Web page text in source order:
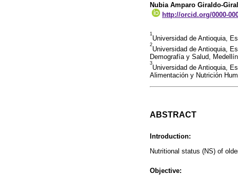
Nubia Amparo Giraldo-
http://orcid.org/0000-
1
Universidad de Antioquia,
2
Universidad de Antioquia,
Demografía y Salud,
3
Universidad de Antioquia,
Alimentación y Nutrición
ABSTRACT
Introduction:
Nutritional status (NS) of
Objective: